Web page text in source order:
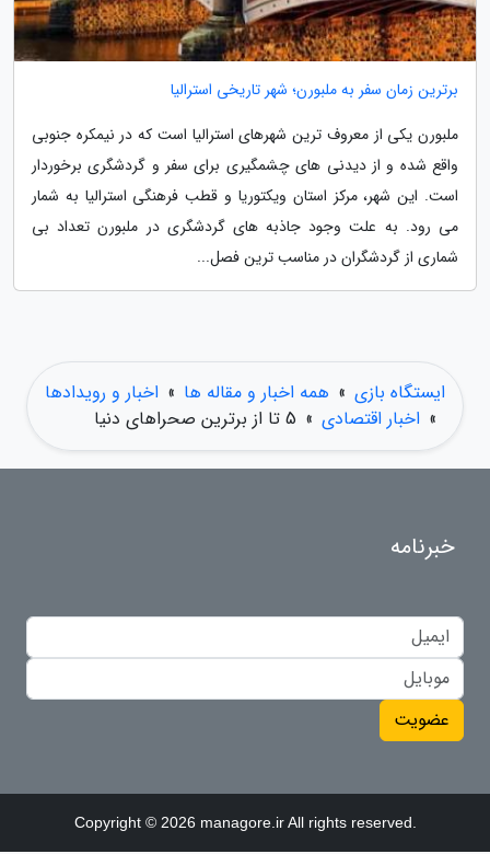
برترین زمان سفر به ملبورن؛ شهر تاریخی استرالیا
ملبورن یکی از معروف ترین شهرهای استرالیا است که در نیمکره جنوبی
واقع شده و از دیدنی های چشمگیری برای سفر و گردشگری برخوردار
است. این شهر، مرکز استان ویکتوریا و قطب فرهنگی استرالیا به شمار
می رود. به علت وجود جاذبه های گردشگری در ملبورن تعداد بی
شماری از گردشگران در مناسب ترین فصل...
ایستگاه بازی » همه اخبار و مقاله ها » اخبار و رویدادها
» اخبار اقتصادی » 5 تا از برترین صحراهای دنیا
خبرنامه
عضویت
Copyright © 2026 managore.ir All rights reserved.